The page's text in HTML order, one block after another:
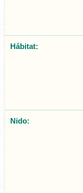
Hábitat:
Nido: